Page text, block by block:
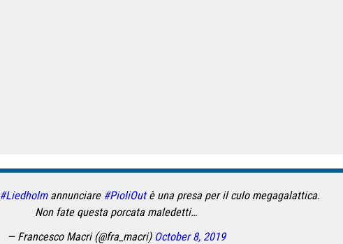
#Liedholmannunciare #PioliOutè una presa per il culo megagalattica.
Non fate questa porcata maledetti…
— Francesco Macri (@fra_macri) October 8, 2019